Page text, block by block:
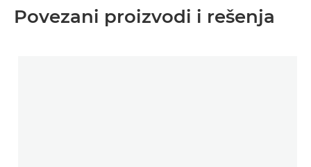
Povezani proizvodi i rešenja